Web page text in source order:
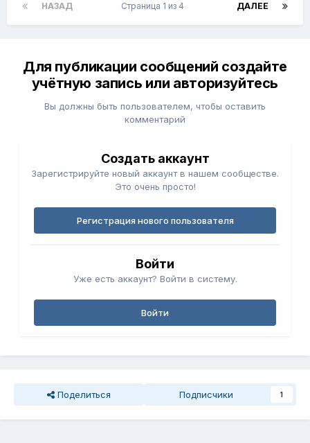
НАЗАД ДАЛЕЕ
Страница 1 из 4
Для публикации сообщений создайте
учётную запись или авторизуйтесь
Вы должны быть пользователем, чтобы оставить
комментарий
Создать аккаунт
Зарегистрируйте новый аккаунт в нашем сообществе.
Это очень просто!
Регистрация нового пользователя
Войти
Уже есть аккаунт? Войти в систему.
Войти
Поделиться Подписчики 1